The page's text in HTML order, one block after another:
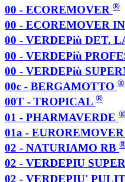
00 - ECOREMOVER ®
00 - ECOREMOVER
00 - VERDEPiù DET.
00 - VERDEPiù
00 - VERDEPiù
00c - BERGAMOTTO ®
00T - TROPICAL ®
01 - PHARMAVERDE ®
01a - EUROREMOVER
02 - NATURIAMO RB
02 - VERDEPIU
02 - VERDEPIU'